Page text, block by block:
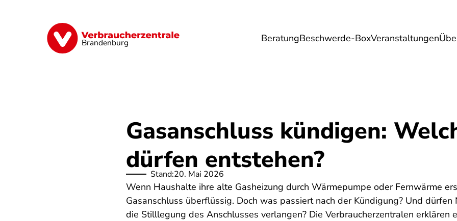
Brandenburg BeratungBeschwerde-BoxVeranstaltungen
Finanzen Digitales Lebensmittel Umwelt Gesundheit Energie
Gasanschluss kündigen:
dürfen entstehen?
Stand:20. Mai 2026
Wenn Haushalte ihre alte Gasheizung durch Wärmepumpe oder Fernwärme
Gasanschluss überflüssig. Doch was passiert nach der Kündigung? Und
die Stilllegung des Anschlusses verlangen? Die Verbraucherzentralen erklären